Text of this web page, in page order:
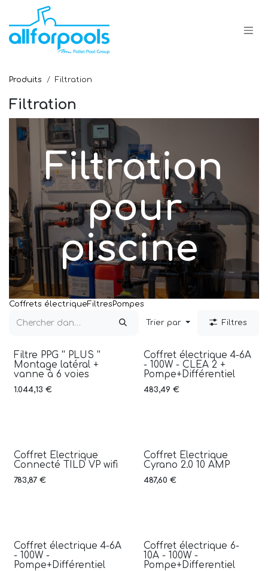
Se rendre au contenu
Produits Filtration
Filtration
Filtration
pour
piscine
Coffrets électriqueFiltresPompes
Trier par Filtres
Filtre PPG '' PLUS ''
Montage latéral +
vanne à 6 voies
1.044,13 €
Coffret électrique 4-6A
- 100W - CLEA 2 +
Pompe+Différentiel
483,49 €
Coffret Electrique
Connecté TILD VP wifi
783,87 €
Coffret Electrique
Cyrano 2.0 10 AMP
487,60 €
Coffret électrique 4-6A
- 100W -
Pompe+Différentiel
Coffret électrique 6-
10A - 100W -
Pompe+Differentiel